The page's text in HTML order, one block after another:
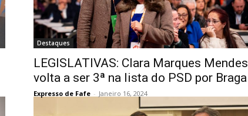
Destaques
LEGISLATIVAS: Clara Marques Mendes
volta a ser 3ª na lista do PSD por Braga
Expresso de Fafe - Janeiro 16, 2024